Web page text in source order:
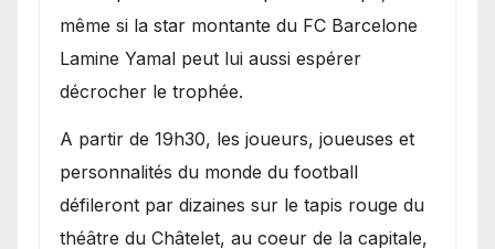
même si la star montante du FC Barcelone
Lamine Yamal peut lui aussi espérer
décrocher le trophée.
A partir de 19h30, les joueurs, joueuses et
personnalités du monde du football
défileront par dizaines sur le tapis rouge du
théâtre du Châtelet, au coeur de la capitale,